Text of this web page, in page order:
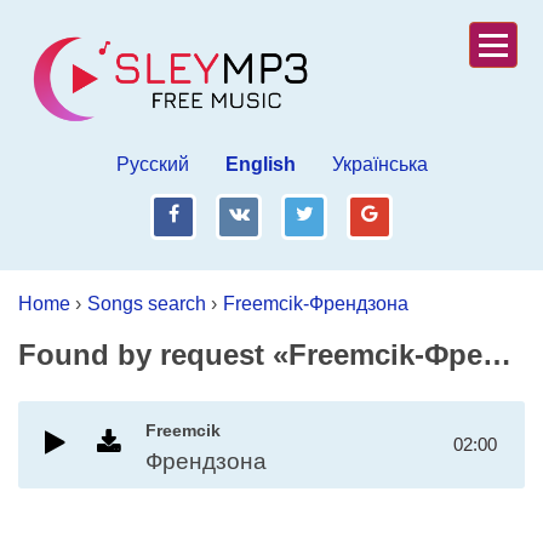
Русский English Українська
fb vk tw gp
Home › Songs search › Freemcik-Френдзона
Found by request «Freemcik-Френдзона»
Freemcik
Френдзона
02:00